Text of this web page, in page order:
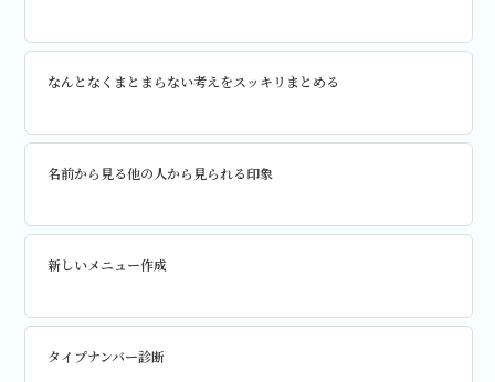
なんとなくまとまらない考えをスッキリまとめる
名前から見る他の人から見られる印象
新しいメニュー作成
タイプナンバー診断